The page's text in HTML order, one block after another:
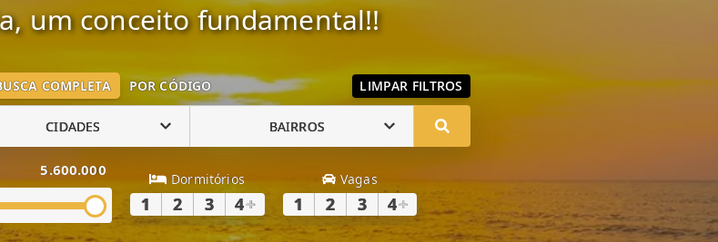
um conceito fundamental!!
COMPLETA POR CÓDIGO LIMPAR FILTROS
CIDADES BAIRROS
5.600.000 Dormitórios
1 2 3 4+
Vagas
1 2 3 4+